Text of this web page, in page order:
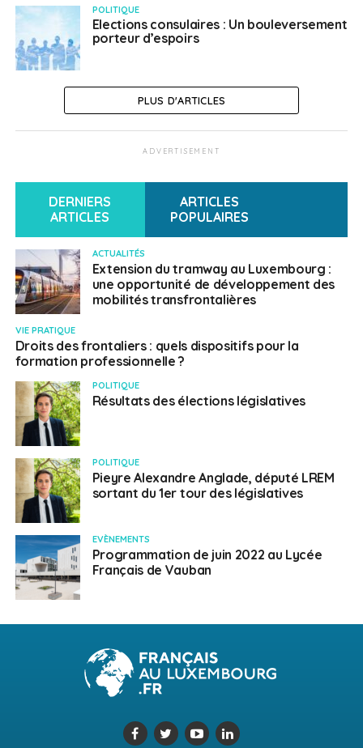
POLITIQUE
Elections consulaires : Un bouleversement
porteur d’espoirs
PLUS D'ARTICLES
ADVERTISEMENT
DERNIERS
ARTICLES
ARTICLES
POPULAIRES
ACTUALITÉS
Extension du tramway au Luxembourg :
une opportunité de développement des
mobilités transfrontalières
VIE PRATIQUE
Droits des frontaliers : quels dispositifs pour la
formation professionnelle ?
POLITIQUE
Résultats des élections législatives
POLITIQUE
Pieyre Alexandre Anglade, député LREM
sortant du 1er tour des législatives
EVÈNEMENTS
Programmation de juin 2022 au Lycée
Français de Vauban